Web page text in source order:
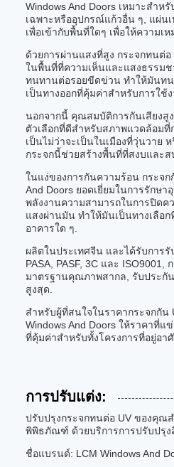
Windows And Doors เหมาะสําห
เฉพาะหรืออุปกรณ์แก้วอื่น ๆ, แผ่น
เพื่อเข้ากับพื้นที่ใดๆ เพื่อให้ความเ
ด้วยการผ่านแสงที่สูง กระจกทนต่
ในพื้นที่ที่ความเห็นและแสงธรรม
ทนทานต่อรอยขีดข่วน ทําให้มันท
เป็นทางออกที่คุ้มค่าสําหรับการใช้
นอกจากนี้ คุณสมบัติการกันเสียงสู
ตัวเลือกที่ดีสําหรับสภาพแวดล้อมที่
เป็นไม่ว่าจะเป็นในเมืองที่วุ่นวาย
กระจกนี้ช่วยสร้างพื้นที่ที่สงบและส
ในแง่ของการกันความร้อน กระจก
And Doors ยอดเยี่ยมในการรัก
พลังงานความสามารถในการปิด
แสงผ่านมัน ทําให้มันเป็นทางเลือ
อาคารใด ๆ.
ผลิตในประเทศจีน และได้รับการรั
PASA, PASF, 3C และ
มาตรฐานคุณภาพสากล, รับประกั
สูงสุด.
สําหรับผู้ที่สนใจในราคากระจกกัน
Windows And Doors ให้ราคาที่แ
ที่คุ้มค่าสําหรับทั้งโครงการที่อยู่อา
การปรับแต่ง:
ปรับปรุงกระจกทนต่อ UV ของคุณ
พิพิธภัณฑ์ ด้วยบริการการปรับปรุง
ชื่อแบรนด์: LCM Windows And